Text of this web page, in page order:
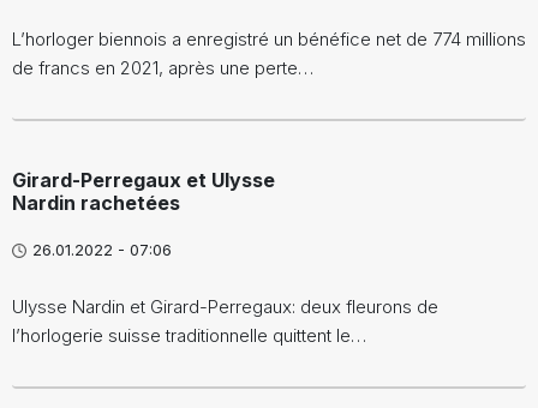
L’horloger biennois a enregistré un bénéfice net de 774 millions
de francs en 2021, après une perte…
Girard-Perregaux et Ulysse
Nardin rachetées
26.01.2022 - 07:06
Ulysse Nardin et Girard-Perregaux: deux fleurons de
l’horlogerie suisse traditionnelle quittent le…